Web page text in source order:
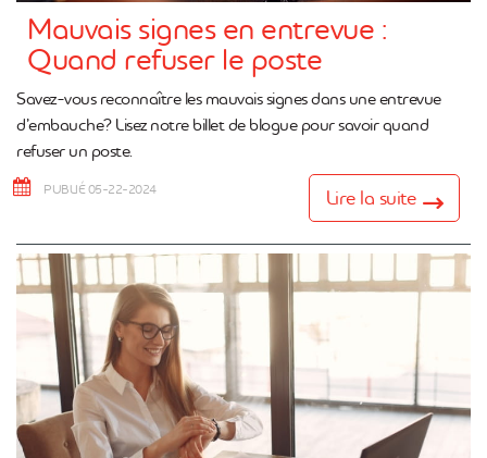
Mauvais signes en entrevue :
Quand refuser le poste
Savez-vous reconnaître les mauvais signes dans une entrevue
d’embauche? Lisez notre billet de blogue pour savoir quand
refuser un poste.
PUBLIÉ 05-22-2024 Lire la suite